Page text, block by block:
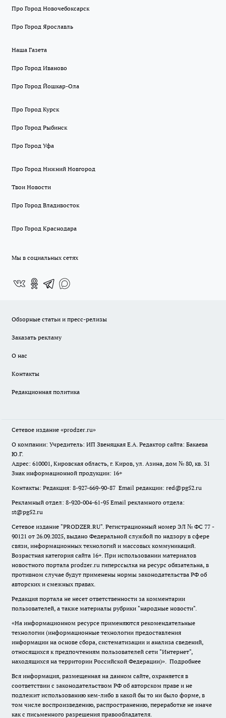
Про Город Новочебоксарск
Про Город Ярославль
Наша Газета
Про Город Иваново
Про Город Йошкар-Ола
Про Город Курск
Про Город Рыбинск
Про Город Уфа
Про Город Нижний Новгород
Твои Новости
Про Город Владивосток
Про Город Краснодара
Мы в социальных сетях
Обзорные статьи и пресс-релизы
Заказать рекламу
О нас
Контакты
Редакционная политика
Сетевое издание «prodzer.ru»
О компании: Учредитель: ИП Звеняцкая Е.А. Редактор сайта: Бакаева
Ю.Г.
Адрес: 610001, Кировская область, г. Киров, ул. Азина, дом № 80, кв. 31
Знак информационной продукции: 16+
Контакты: Редакция: 8-927-669-90-87 Email редакции: red@pg52.ru
Рекламный отдел: 8-920-004-61-95 Email рекламного отдела:
st@pg52.ru
Сетевое издание "PRODZER.RU". Регистрационный номер ЭЛ № ФС 77 -
90121 от 26.09.2025, выдано Федеральной службой по надзору в сфере
связи, информационных технологий и массовых коммуникаций.
Возрастная категория сайта 16+. При использовании материалов
новостного портала prodzer.ru гиперссылка на ресурс обязательна, в
противном случае будут применены нормы законодательства РФ об
авторских и смежных правах.
Редакция портала не несет ответственности за комментарии
пользователей, а также материалы рубрики "народные новости".
«На информационном ресурсе применяются рекомендательные
технологии (информационные технологии предоставления
информации на основе сбора, систематизации и анализа сведений,
относящихся к предпочтениям пользователей сети "Интернет",
находящихся на территории Российской Федерации)». Подробнее
Вся информация, размещенная на данном сайте, охраняется в
соответствии с законодательством РФ об авторском праве и не
подлежит использованию кем-либо в какой бы то ни было форме, в
том числе воспроизведению, распространению, переработке не иначе
как с письменного разрешения правообладателя.